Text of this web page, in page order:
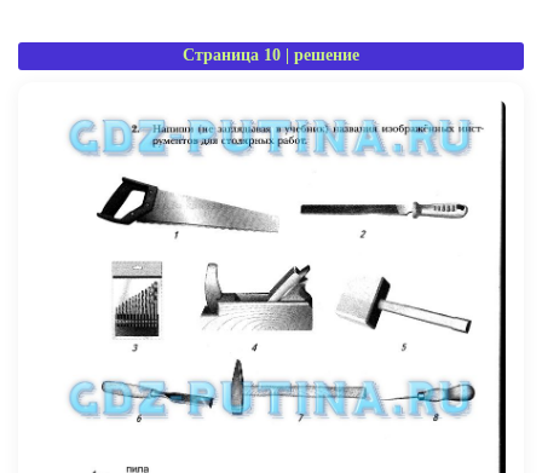
Страница 10 | решение